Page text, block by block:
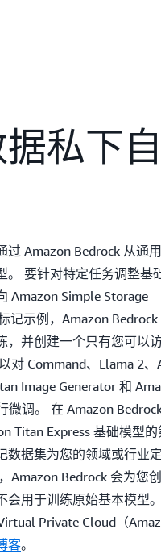
私下
过 Amazon Bedrock 从通
。 要针对特定任务调整基
Amazon Simple Storage
记示例，Amazon
，并创建一个只有您可以
对 Command、Llama 2
Image Generator 和
调。 在 Amazon
Titan Express 基础模型
数据集为您的领域或行业
Amazon Bedrock 会为您
会用于训练原始基本模型
Private Cloud（
客。